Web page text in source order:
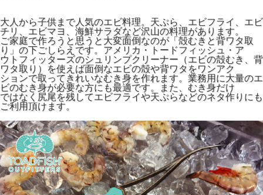
大人から子供まで人気のエビ料理。天ぷら、エビフライ、エビ
チリ、エビマヨ、海鮮サラダなど沢山の料理があります。
ご家庭で作ろうと思うと大変面倒なのが「殻むきと背ワタ取
り」の下ごしらえです。アメリカ・トードフィッシュ・ア
ウトフィッターズのシュリンプクリーナー（エビの殻むき、背
ワタ取り）を使えば面倒なエビの殻や背ワタをワンアク
ションで取ってきれいなむき身を作れます。業務用に大量のエ
ビのむき身が必要な方にも最適です。また、むき身だけ
ではなく尻尾を残してエビフライや天ぷらなどのネタ作りにも
ご利用頂けます。